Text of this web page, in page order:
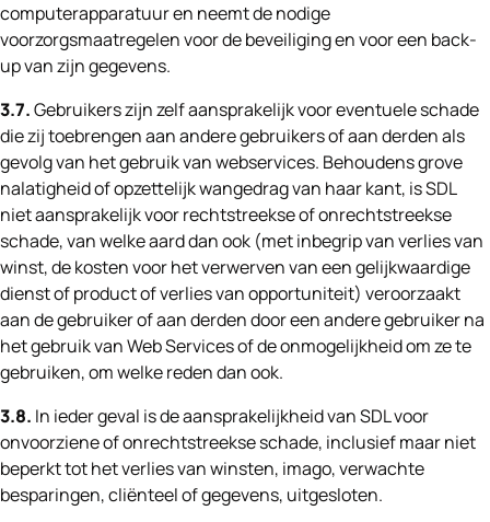
computerapparatuur en neemt de nodige
voorzorgsmaatregelen voor de beveiliging en voor een back-
up van zijn gegevens.
3.7.Gebruikers zijn zelf aansprakelijk voor eventuele schade
die zij toebrengen aan andere gebruikers of aan derden als
gevolg van het gebruik van webservices. Behoudens grove
nalatigheid of opzettelijk wangedrag van haar kant, is SDL
niet aansprakelijk voor rechtstreekse of onrechtstreekse
schade, van welke aard dan ook (met inbegrip van verlies van
winst, de kosten voor het verwerven van een gelijkwaardige
dienst of product of verlies van opportuniteit) veroorzaakt
aan de gebruiker of aan derden door een andere gebruiker na
het gebruik van Web Services of de onmogelijkheid om ze te
gebruiken, om welke reden dan ook.
3.8. In ieder geval is de aansprakelijkheid van SDL voor
onvoorziene of onrechtstreekse schade, inclusief maar niet
beperkt tot het verlies van winsten, imago, verwachte
besparingen, cliënteel of gegevens, uitgesloten.